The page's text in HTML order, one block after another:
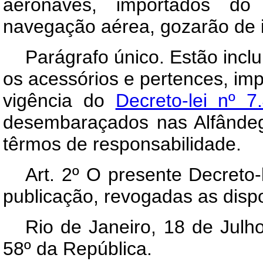
aeronaves, importados
navegação aérea, gozarão
Parágrafo único. Estão
os acessórios e pertences,
vigência do Decreto-lei nº
desembaraçados nas
têrmos de responsabilidade.
Art. 2º O presente
publicação, revogadas as
Rio de Janeiro, 18 de
58º da República.